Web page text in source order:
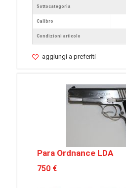
Sottocategoria
Calibro
Condizioni articolo
aggiungi a preferiti
Para Ordnance LDA
750 €